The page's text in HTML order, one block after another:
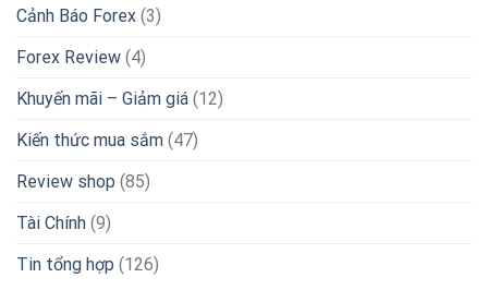
Cảnh Báo Forex (3)
Forex Review (4)
Khuyến mãi – Giảm giá (12)
Kiến thức mua sắm (47)
Review shop (85)
Tài Chính (9)
Tin tổng hợp (126)